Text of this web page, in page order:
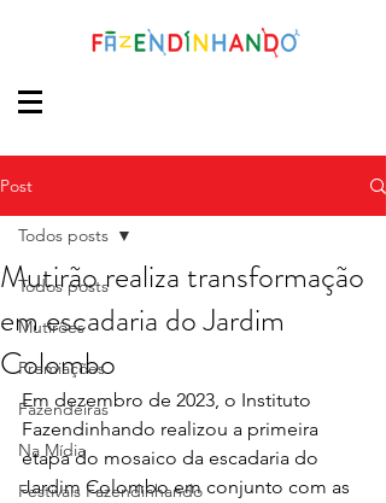
Post
Todos posts
Mutirões
Premiações
Fazendeiras
Na Mídia
Festivais Fazendinhando
Todos posts
Mutirão realiza transformação
em escadaria do Jardim
Colombo
Em dezembro de 2023, o Instituto
Fazendinhando realizou a primeira
etapa do mosaico da escadaria do
Jardim Colombo em conjunto com as